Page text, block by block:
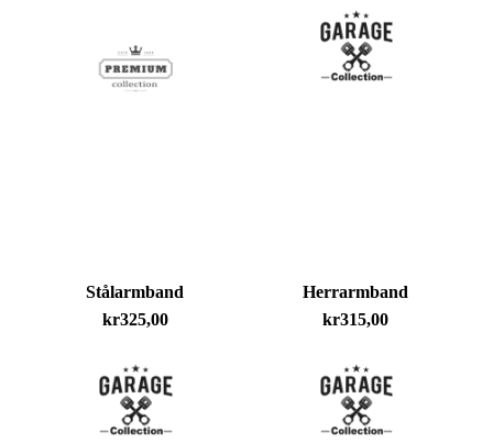
Stålarmband
kr325,00
Herrarmband
kr315,00